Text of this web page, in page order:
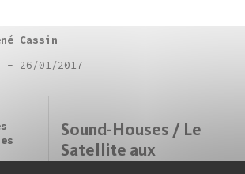
Cassin
- 26/01/2017
Sound-Houses / Le
Satellite aux